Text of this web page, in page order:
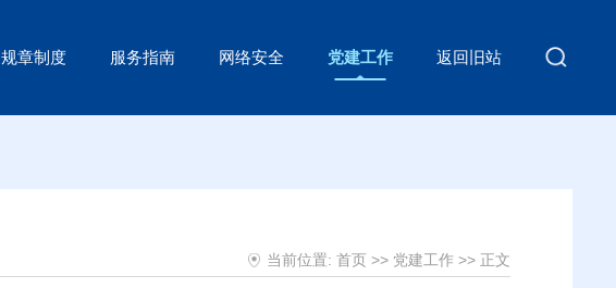
规章制度 服务指南 网络安全 党建工作 返回旧站
当前位置: 首页 >> 党建工作>> 正文